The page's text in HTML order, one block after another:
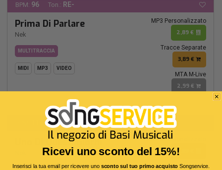
BPM: 96 Ton.: RE-
Prima Di Parlare
Nek
MULTITRACCIA
MIDI MP3 VIDEO
MP3 Personalizzato
2,89 €
Tracce Separate
3,89 €
MTA M-Live
2,99 €
Ton.:DO#
Uno Di Questi Giorni MP3 Personalizzato
2,89 €
Tracce Separate
Ricevi uno sconto del 15%!
Inserisci la tua email per ricevere uno sconto sul tuo primo acquistoSongservice.